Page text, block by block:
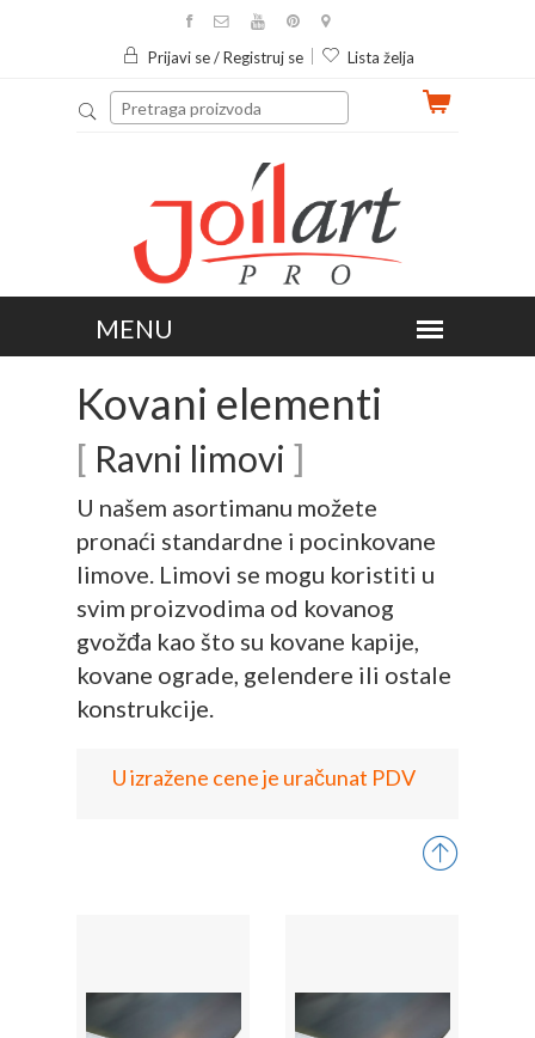
Prijavi se / Registruj se Lista želja
Kovani elementi
[ Ravni limovi ]
U našem asortimanu možete
pronaći standardne i pocinkovane
limove. Limovi se mogu koristiti u
svim proizvodima od kovanog
gvožđa kao što su kovane kapije,
kovane ograde, gelendere ili ostale
konstrukcije.
U izražene cene je uračunat PDV